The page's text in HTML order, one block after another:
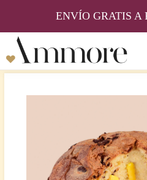
ENVÍO GRATIS A
Skip
to
AMMORE
Il
gusto